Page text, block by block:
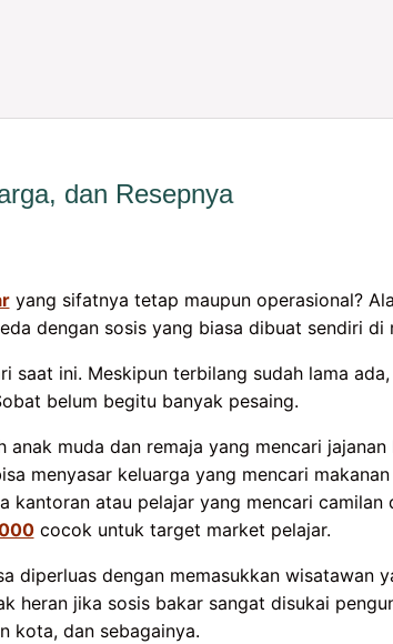
dan Resepnya
yang sifatnya tetap maupun operasional?
dengan sosis yang biasa dibuat sendiri di
saat ini. Meskipun terbilang sudah lama
belum begitu banyak pesaing.
anak muda dan remaja yang mencari
menyasar keluarga yang mencari
kantoran atau pelajar yang mencari camilan
cocok untuk target market pelajar.
diperluas dengan memasukkan wisatawan
heran jika sosis bakar sangat disukai
kota, dan sebagainya.